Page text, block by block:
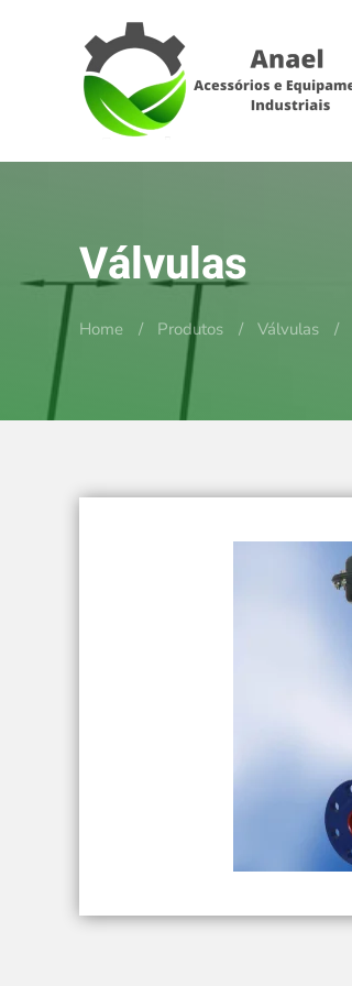
Skip to main content
Válvulas
Home Produtos Válvulas